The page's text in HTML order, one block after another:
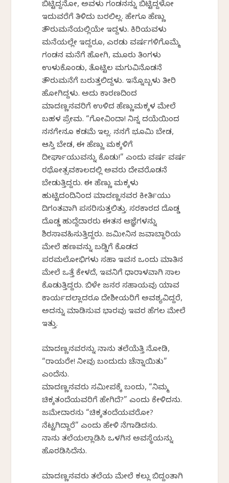
ಬಿಟ್ಟಿದ್ದನೋ, ಅವಳು ಗಂಡನನ್ನು ಬಿಟ್ಟಿದ್ದಳೋ
ಇದುವರೆಗೆ ತಿಳಿದು ಬರಲಿಲ್ಲ. ಹೇಗೂ ಹೆಣ್ಣು
ತೌರುಮನೆಯಲ್ಲಿಯೇ ಇದ್ದಳು. ಕಿರಿಯವಳು
ಮನೆಯಲ್ಲೇ ಇದ್ದರೂ, ಎರಡು ವರ್ಷಗಳಿಗೊಮ್ಮೆ
ಗಂಡನ ಮನೆಗೆ ಹೋಗಿ, ಮೂರು ತಿಂಗಳು
ಉಳುಕೊಂಡು, ತೊಟ್ಟಿಲ ಮಗುವಿನೊಡನೆ
ತೌರುಮನೆಗೆ ಬರುತ್ತಲಿದ್ದಳು. ಇನ್ನೊಬ್ಬಳು ತೀರಿ
ಹೋಗಿದ್ದಳು. ಅದು ಕಾರಣದಿಂದ
ಮಾದಣ್ಣನವರಿಗೆ ಉಳಿದ ಹೆಣ್ಣುಮಕ್ಕಳ ಮೇಲೆ
ಬಹಳ ಪ್ರೇಮ. “ಗೋವಿಂದಾ! ನಿನ್ನ ದಯೆಯಿಂದ
ನನಗೇನೂ ಕಡಮೆ ಇಲ್ಲ. ನನಗೆ ಭೂಮಿ ಬೇಡ,
ಆಸ್ತಿ ಬೇಡ, ಈ ಹೆಣ್ಣು ಮಕ್ಕಳಿಗೆ
ದೀರ್ಘಾಯುವನ್ನು ಕೊಡು!” ಎಂದು ವರ್ಷ ವರ್ಷ
ರಥೋತ್ಸವಕಾಲದಲ್ಲಿ ಅವರು ದೇವರೊಡನೆ
ಬೇಡುತ್ತಿದ್ದರು. ಈ ಹೆಣ್ಣು ಮಕ್ಕಳು
ಹುಟ್ಟಿದಂದಿನಿಂದ ಮಾದಣ್ಣನವರ ಕೀರ್ತಿಯು
ದಿಗಂತವಾಗಿ ಪಸರಿಸುತ್ತಲಿತ್ತು. ಸರಕಾರದ ದೊಡ್ಡ
ದೊಡ್ಡ ಹುದ್ದೆದಾರರು ಈತನ ಆಜ್ಞೆಗಳನ್ನು
ಶಿರಸಾವಹಿಸುತ್ತಿದ್ದರು. ಜಮೀನಿನ ಜವಾಬ್ದಾರಿಯ
ಮೇಲೆ ಹಣವನ್ನು ಬಡ್ಡಿಗೆ ಕೊಡದ
ಪರಮಲೋಭಿಗಳು ಸಹಾ ಇವನ ಒಂದು ಮಾತಿನ
ಮೇಲೆ ಒತ್ತೆ ಕೇಳದೆ, ಇವನಿಗೆ ಧಾರಾಳವಾಗಿ ಸಾಲ
ಕೊಡುತ್ತಿದ್ದರು. ಬಿಳೇ ಜನರ ಸಹಾಯವು ಯಾವ
ಕಾರ್ಯದಲ್ಲಾದರೂ ದೇಶೀಯರಿಗೆ ಅವಶ್ಯವಿದ್ದರೆ,
ಅದನ್ನು ಮಾಡಿಸುವ ಭಾರವು ಇವರ ಹೆಗಲ ಮೇಲೆ
ಇತ್ತು.
ಮಾದಣ್ಣನವರನ್ನು ನಾನು ತಲೆಯೆತ್ತಿ ನೋಡಿ,
“ರಾಯರೇ! ನೀವು ಬಂದುದು ಚೆನ್ನಾಯಿತು”
ಎಂದೆನು.
ಮಾದಣ್ಣನವರು ಸಮೀಪಕ್ಕೆ ಬಂದು, “ನಿಮ್ಮ
ಚಿಕ್ಕತಂದೆಯವರಿಗೆ ಹೇಗಿದೆ?” ಎಂದು ಕೇಳಿದನು.
ಜಮೇದಾರನು “ಚಿಕ್ಕತಂದೆಯವರೋ?
ನೆಟ್ಟಗಿದ್ದಾರೆ” ಎಂದು ಹೇಳಿ ನೆಗಾಡಿದನು.
ನಾನು ತಲೆಯಲ್ಲಾಡಿಸಿ ಒಳಗಿನ ಅವಸ್ಥೆಯನ್ನು
ಹೊರಡಿಸಿದೆನು.
ಮಾದಣ್ಣನವರು ತಲೆಯ ಮೇಲೆ ಕಲ್ಲು ಬಿದ್ದಂತಾಗಿ